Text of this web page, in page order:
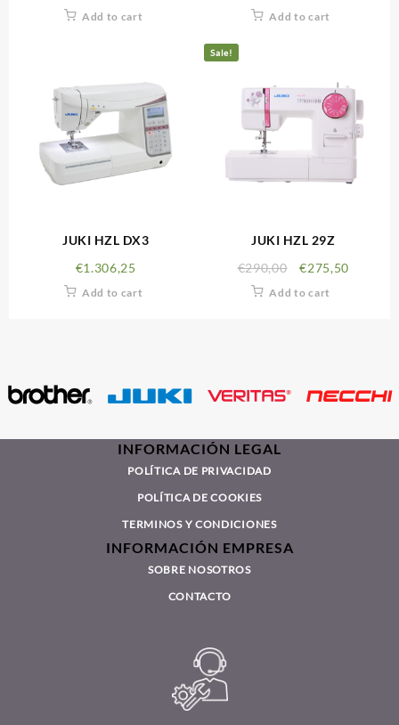
Add to cart Add to cart
JUKI HZL DX3
€1.306,25
Add to cart
Sale!
JUKI HZL 29Z
€290,00 €275,50
Add to cart
INFORMACIÓN LEGAL
POLÍTICA DE PRIVACIDAD
POLÍTICA DE COOKIES
TERMINOS Y CONDICIONES
INFORMACIÓN EMPRESA
SOBRE NOSOTROS
CONTACTO